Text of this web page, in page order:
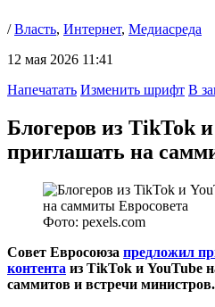
/Власть, Интернет, Медиасреда
12 мая 2026 11:41
Напечатать Изменить шрифт В
Блогеров из TikTok и
приглашать на
Фото: pexels.com
Совет Евросоюза предложил
контента из TikTok и YouTube
саммитов и встречи министров.